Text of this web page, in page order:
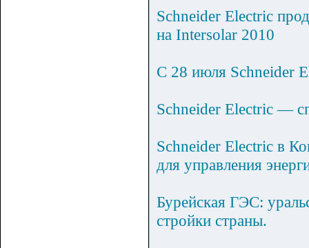
Schneider Electric
на Intersolar 2010
С 28 июля Schneider
Schneider Electric —
Schneider Electric в
для управления
Бурейская ГЭС:
стройки страны.